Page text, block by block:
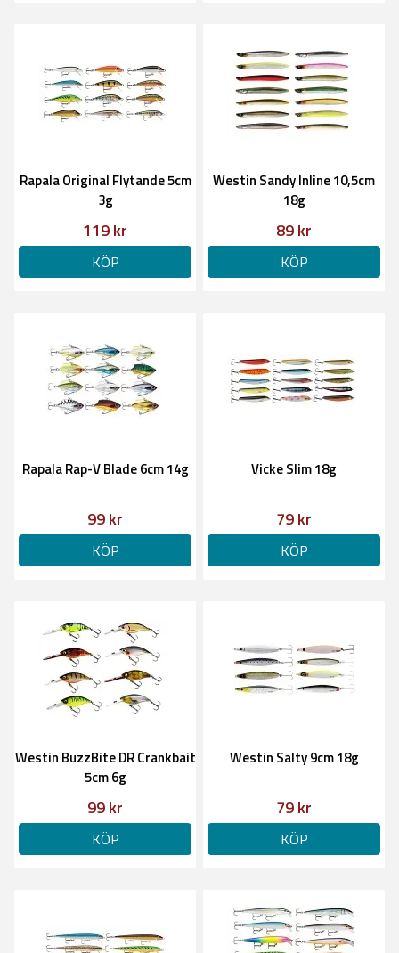
Rapala Original Flytande 5cm
3g
119 kr
KÖP
Westin Sandy Inline 10,5cm
18g
89 kr
KÖP
Rapala Rap-V Blade 6cm 14g
99 kr
KÖP
Vicke Slim 18g
79 kr
KÖP
Westin BuzzBite DR Crankbait
5cm 6g
99 kr
KÖP
Westin Salty 9cm 18g
79 kr
KÖP